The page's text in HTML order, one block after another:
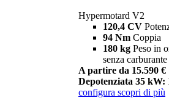
Hypermotard V2
120,4 CV
94 Nm Coppia
180 kg Peso in
senza carburante
A partire da 15.590 €
Depotenziata 35 kW:
configura scopri di più